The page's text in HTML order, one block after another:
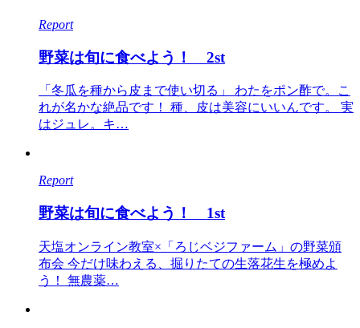
Report
野菜は旬に食べよう！ 2st
「冬瓜を種から皮まで使い切る」 わたをポン酢で。こ
れが名かな絶品です！ 種、皮は美容にいいんです。 実
はジュレ。キ…
Report
野菜は旬に食べよう！ 1st
天塩オンライン教室×「ろじベジファーム」の野菜頒
布会 今だけ味わえる、掘りたての生落花生を極めよ
う！ 無農薬…